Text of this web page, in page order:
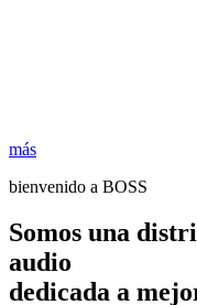
más
bienvenido a BOSS
Somos una
audio
dedicada a